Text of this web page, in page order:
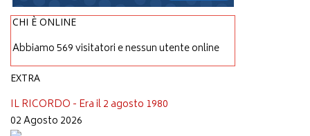
CHI È ONLINE
Abbiamo 569 visitatori e nessun utente online
EXTRA
IL RICORDO - Era il 2 agosto 1980
02 Agosto 2026